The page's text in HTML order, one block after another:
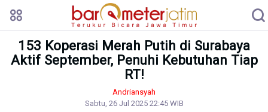
153 Koperasi Merah Putih di Surabaya
Aktif September, Penuhi Kebutuhan Tiap
RT!
Andriansyah
Sabtu, 26 Jul 2025 22:45 WIB